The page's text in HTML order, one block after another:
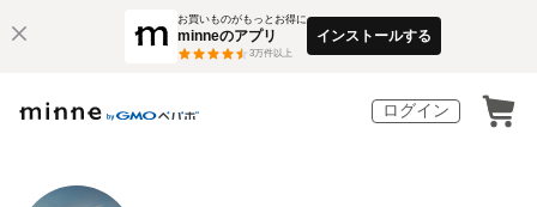
お買いものがもっとお得に
minneのアプリ
3万件以上
インストールする
ログイン